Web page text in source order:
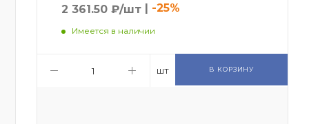
2 361.50 ₽/шт | -25%
Имеется в наличии
шт В КОРЗИНУ